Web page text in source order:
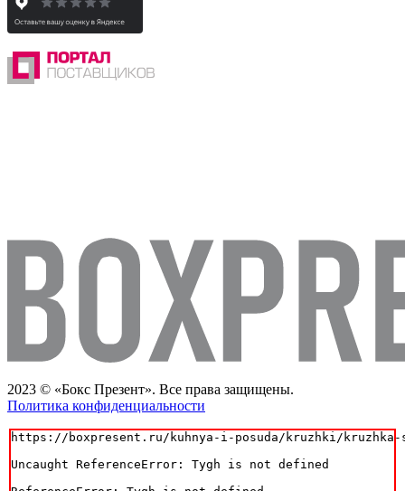
2023 © «Бокс Презент». Все права защищены.
Политика конфиденциальности
https://boxpresent.ru/kuhnya-i-posuda/kruzhki/
Uncaught ReferenceError: Tygh is not defined